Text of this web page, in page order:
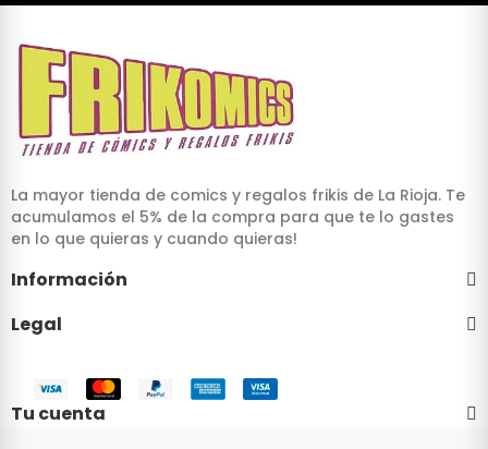
La mayor tienda de comics y regalos frikis de La Rioja. Te
acumulamos el 5% de la compra para que te lo gastes
en lo que quieras y cuando quieras!
Información
Legal
Tu cuenta